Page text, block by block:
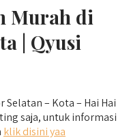
Murah di
| Qyusi
Selatan – Kota – Hai Hai
saja, untuk informasi
klik disini yaa